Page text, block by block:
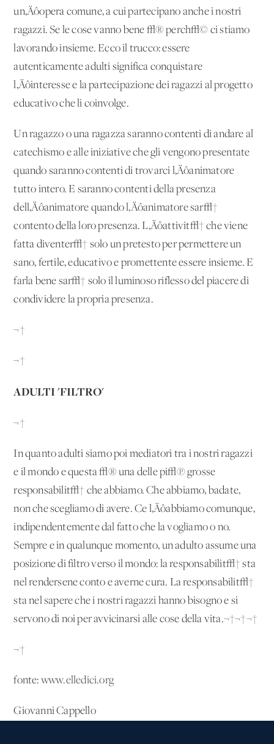
un‚Äôopera comune, a cui partecipano anche i nostri
ragazzi. Se le cose vanno bene √® perch√© ci stiamo
lavorando insieme. Ecco il trucco: essere
autenticamente adulti significa conquistare
l‚Äôinteresse e la partecipazione dei ragazzi al progetto
educativo che li coinvolge.
Un ragazzo o una ragazza saranno contenti di andare al
catechismo e alle iniziative che gli vengono presentate
quando saranno contenti di trovarci l‚Äôanimatore
tutto intero. E saranno contenti della presenza
dell‚Äôanimatore quando l‚Äôanimatore sar√†
contento della loro presenza. L‚Äôattivit√† che viene
fatta diventer√† solo un pretesto per permettere un
sano, fertile, educativo e promettente essere insieme. E
farla bene sar√† solo il luminoso riflesso del piacere di
condividere la propria presenza.
¬†
¬†
ADULTI 'FILTRO'
¬†
In quanto adulti siamo poi mediatori tra i nostri ragazzi
e il mondo e questa √® una delle pi√π grosse
responsabilit√† che abbiamo. Che abbiamo, badate,
non che scegliamo di avere. Ce l‚Äôabbiamo comunque,
indipendentemente dal fatto che la vogliamo o no.
Sempre e in qualunque momento, un adulto assume una
posizione di filtro verso il mondo: la responsabilit√† sta
nel rendersene conto e averne cura. La responsabilit√†
sta nel sapere che i nostri ragazzi hanno bisogno e si
servono di noi per avvicinarsi alle cose della vita.¬†¬†¬†
¬†
fonte: www.elledici.org
Giovanni Cappello